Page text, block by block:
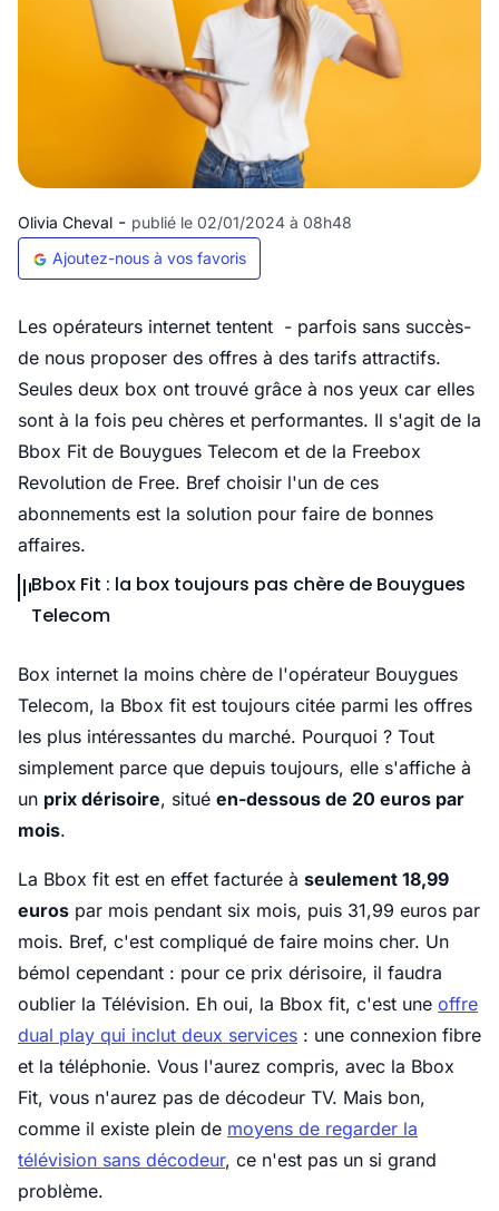
Olivia Cheval - publié le 02/01/2024 à 08h48
Ajoutez-nous à vos favoris
Les opérateurs internet tentent - parfois sans succès-
de nous proposer des offres à des tarifs attractifs.
Seules deux box ont trouvé grâce à nos yeux car elles
sont à la fois peu chères et performantes. Il s'agit de la
Bbox Fit de Bouygues Telecom et de la Freebox
Revolution de Free. Bref choisir l'un de ces
abonnements est la solution pour faire de bonnes
affaires.
Bbox Fit : la box toujours pas chère de Bouygues
Telecom
Box internet la moins chère de l'opérateur Bouygues
Telecom, la Bbox fit est toujours citée parmi les offres
les plus intéressantes du marché. Pourquoi ? Tout
simplement parce que depuis toujours, elle s'affiche à
un prix dérisoire, situé en-dessous de 20 euros par
mois.
La Bbox fit est en effet facturée à seulement 18,99
euros par mois pendant six mois, puis 31,99 euros par
mois. Bref, c'est compliqué de faire moins cher. Un
bémol cependant : pour ce prix dérisoire, il faudra
oublier la Télévision. Eh oui, la Bbox fit, c'est une offre
dual play qui inclut deux services : une connexion fibre
et la téléphonie. Vous l'aurez compris, avec la Bbox
Fit, vous n'aurez pas de décodeur TV. Mais bon,
comme il existe plein de moyens de regarder la
télévision sans décodeur, ce n'est pas un si grand
problème.